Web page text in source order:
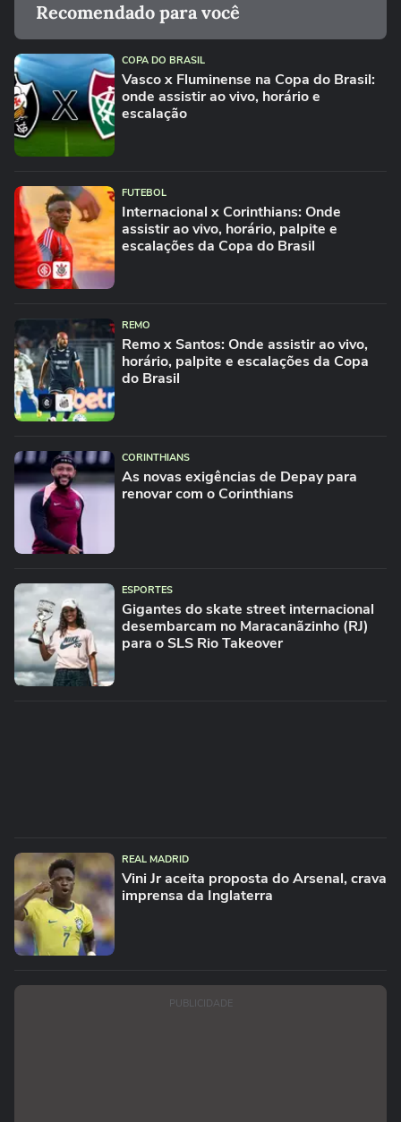
Recomendado para você
COPA DO BRASIL
Vasco x Fluminense na Copa do Brasil:
onde assistir ao vivo, horário e
escalação
FUTEBOL
Internacional x Corinthians: Onde
assistir ao vivo, horário, palpite e
escalações da Copa do Brasil
REMO
Remo x Santos: Onde assistir ao vivo,
horário, palpite e escalações da Copa
do Brasil
CORINTHIANS
As novas exigências de Depay para
renovar com o Corinthians
ESPORTES
Gigantes do skate street internacional
desembarcam no Maracanãzinho (RJ)
para o SLS Rio Takeover
REAL MADRID
Vini Jr aceita proposta do Arsenal, crava
imprensa da Inglaterra
PUBLICIDADE